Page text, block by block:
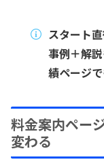
スタート
事例＋解
績ページで
料金案内ペー
変わる